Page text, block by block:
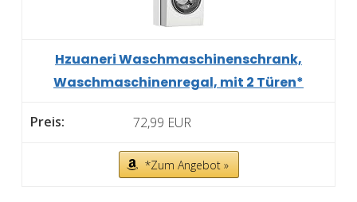
Hzuaneri Waschmaschinenschrank,
Waschmaschinenregal, mit 2 Türen*
72,99 EUR
*Zum Angebot »